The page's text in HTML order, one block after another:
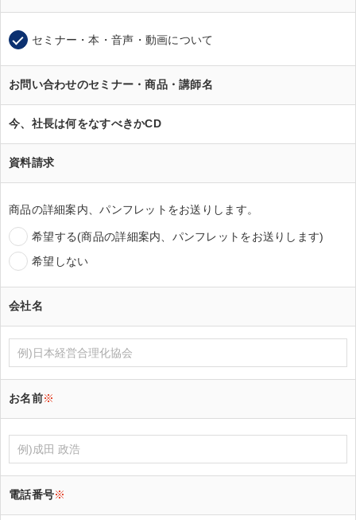
セミナー・本・音声・動画について
お問い合わせのセミナー・商品・講師名
今、社長は何をなすべきかCD
資料請求
商品の詳細案内、パンフレットをお送りします。
希望する(商品の詳細案内、パンフレットをお送りします)
希望しない
会社名
お名前※
電話番号※